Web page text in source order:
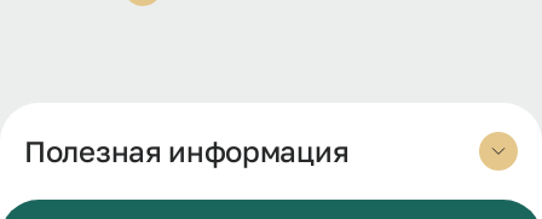
Полезная информация